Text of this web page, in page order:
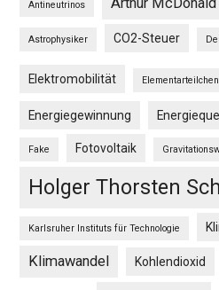
Antineutrinos
Astrophysiker CO2-Steuer
Elektromobilität Elementarteilchen
Energiegewinnung
Fake Fotovoltaik
Holger Thorsten
Karlsruher Instituts für Technologie
Klimawandel Kohlendioxid